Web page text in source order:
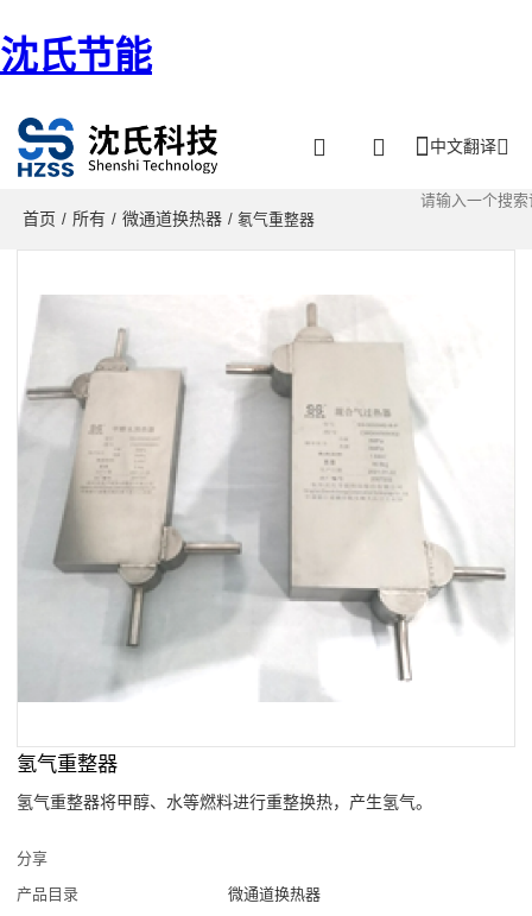
沈氏节能
中文翻译
首页 / 所有 / 微通道换热器 / 氡气重整器
氢气重整器
氢气重整器将甲醇、水等燃料进行重整换热，产生氢气。
分享
产品目录
微通道换热器